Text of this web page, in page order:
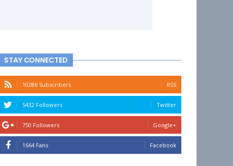
STAY CONNECTED
10286 Subscribers RSS
5432 Followers Twitter
750 Followers Google+
1664 Fans Facebook